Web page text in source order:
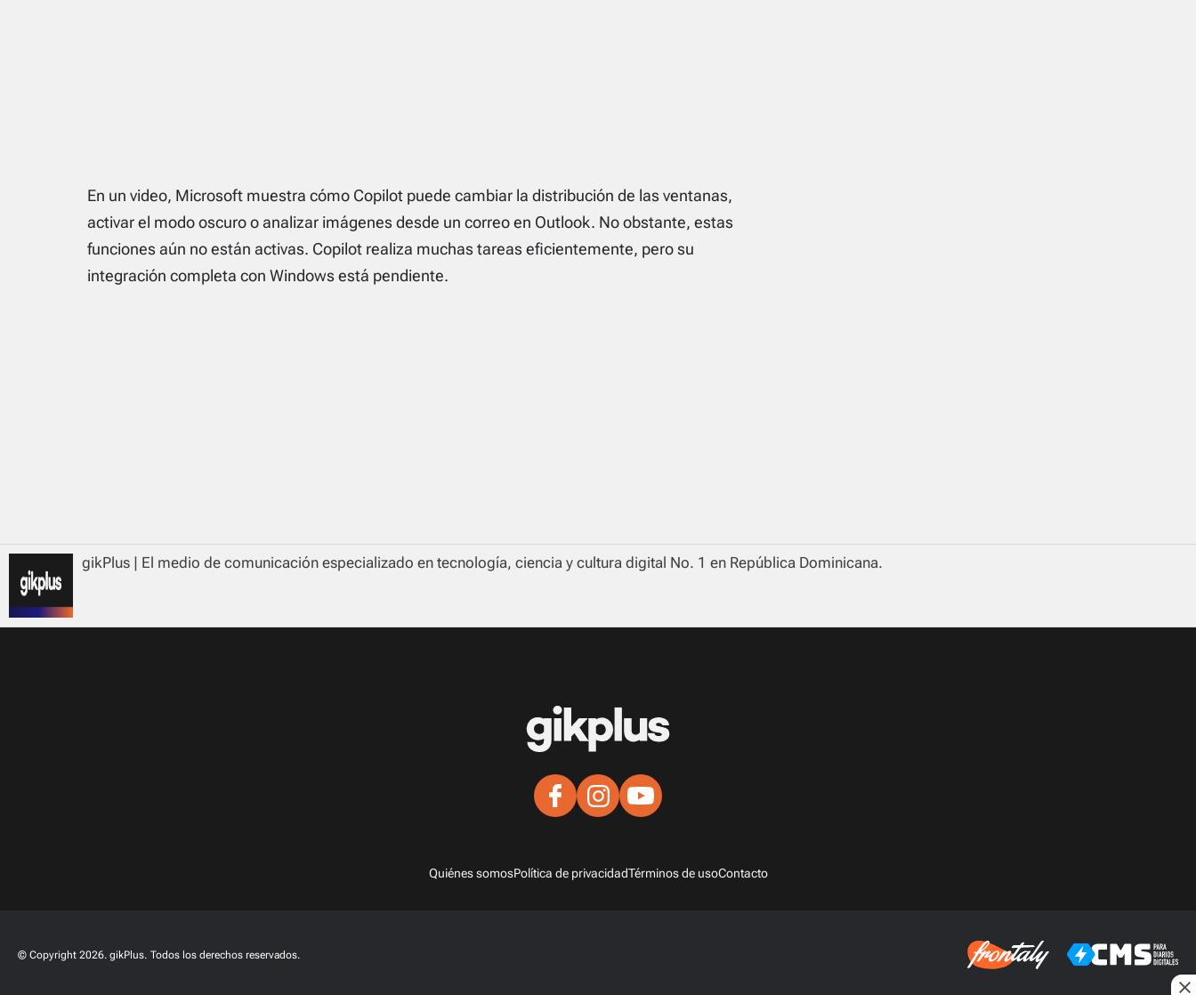
En un video, Microsoft muestra cómo Copilot puede cambiar la distribución de las ventanas,
activar el modo oscuro o analizar imágenes desde un correo en Outlook. No obstante, estas
funciones aún no están activas. Copilot realiza muchas tareas eficientemente, pero su
integración completa con Windows está pendiente.
gikPlus | El medio de comunicación especializado en tecnología, ciencia y cultura digital No. 1 en República Dominicana.
Quiénes somosPolítica de privacidadTérminos de usoContacto
© Copyright 2026. gikPlus. Todos los derechos reservados.